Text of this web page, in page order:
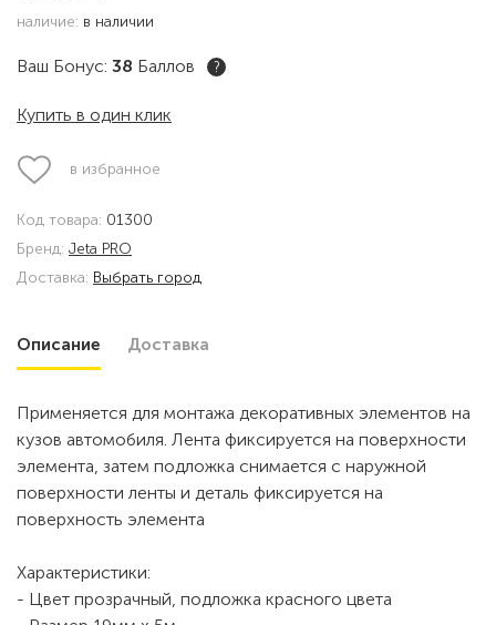
наличие: в наличии
Ваш Бонус: 38 Баллов ?
Купить в один клик
в избранное
Код товара: 01300
Бренд: Jeta PRO
Доставка: Выбрать город
Описание Доставка
Применяется для монтажа декоративных элементов на
кузов автомобиля. Лента фиксируется на поверхности
элемента, затем подложка снимается с наружной
поверхности ленты и деталь фиксируется на
поверхность элемента
Характеристики:
- Цвет прозрачный, подложка красного цвета